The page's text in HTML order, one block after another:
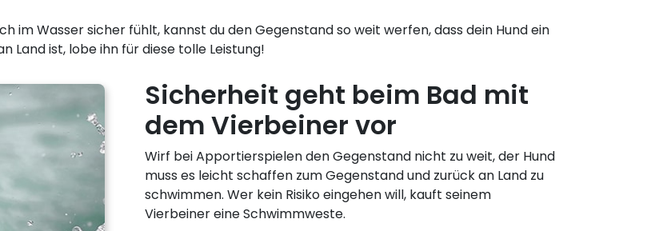
im Wasser sicher fühlt, kannst du den Gegenstand so weit werfen, dass dein Hund ein
Land ist, lobe ihn für diese tolle Leistung!
Sicherheit geht beim Bad mit
dem Vierbeiner vor
Wirf bei Apportierspielen den Gegenstand nicht zu weit, der Hund
muss es leicht schaffen zum Gegenstand und zurück an Land zu
schwimmen. Wer kein Risiko eingehen will, kauft seinem
Vierbeiner eine Schwimmweste.